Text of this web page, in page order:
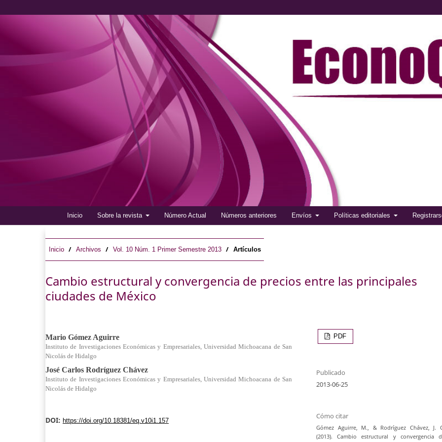
Inicio Sobre la revista Número Actual Números anteriores Envíos Políticas editoriales
Inicio / Archivos / Vol. 10 Núm. 1 Primer Semestre 2013 / Artículos
Cambio estructural y convergencia de precios entre las principales
ciudades de México
Mario Gómez Aguirre
Instituto de Investigaciones Económicas y Empresariales, Universidad Michoacana de San
Nicolás de Hidalgo
José Carlos Rodríguez Chávez
Instituto de Investigaciones Económicas y Empresariales, Universidad Michoacana de San
Nicolás de Hidalgo
DOI: https://doi.org/10.18381/eq.v10i1.157
PDF
Publicado
2013-06-25
Cómo citar
Gómez Aguirre, M., & Rodríguez Chávez, J.
(2013). Cambio estructural y convergencia